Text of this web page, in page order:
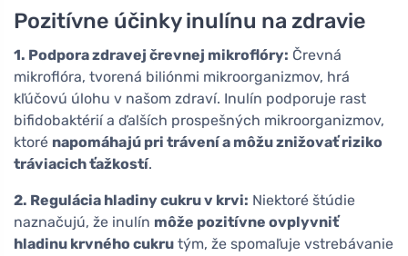
Pozitívne účinky inulínu na zdravie
1. Podpora zdravej črevnej mikroflóry: Črevná
mikroflóra, tvorená biliónmi mikroorganizmov, hrá
kľúčovú úlohu v našom zdraví. Inulín podporuje rast
bifidobaktérií a ďalších prospešných mikroorganizmov,
ktoré napomáhajú pri trávení a môžu znižovať riziko
tráviacich ťažkostí.
2. Regulácia hladiny cukru v krvi: Niektoré štúdie
naznačujú, že inulín môže pozitívne ovplyvniť
hladinu krvného cukru tým, že spomaľuje vstrebávanie